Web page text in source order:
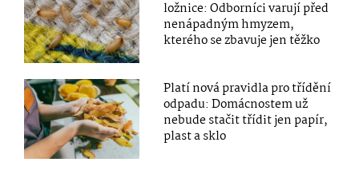
ložnice: Odborníci varují před
nenápadným hmyzem,
kterého se zbavuje jen těžko
Platí nová pravidla pro třídění
odpadu: Domácnostem už
nebude stačit třídit jen papír,
plast a sklo